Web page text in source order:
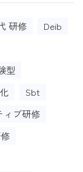
研修
Deib
型
Sbt
ィブ研修